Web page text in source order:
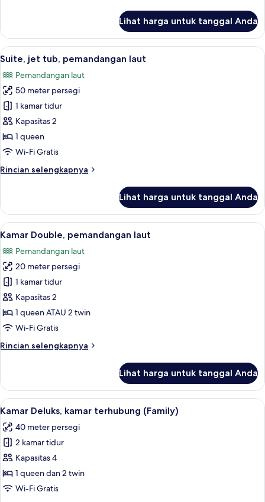
Kamar
Double
Klasik
Lihat harga untuk tanggal Anda
Lihat
semua
foto
untuk
Suite,
jet
tub,
pemandangan
Suite, jet tub, pemandangan laut |
5
Suite, jet tub, pemandangan laut
Pemandangan laut
50 meter persegi
1 kamar tidur
Kapasitas 2
1 queen
Wi-Fi Gratis
Rincian selengkapnya
Rincian
Suite,
jet
tub,
laut
Lihat harga untuk tanggal Anda
Lihat
semua
foto
untuk
Kamar
Double,
pemandangan
laut
Minibar, brankas, meja kerja, dan
7
Kamar Double, pemandangan laut
Pemandangan laut
20 meter persegi
1 kamar tidur
Kapasitas 2
1 queen ATAU 2 twin
Wi-Fi Gratis
Rincian selengkapnya
Rincian
Kamar
Double,
pemandangan
Lihat harga untuk tanggal Anda
Lihat
semua
foto
untuk
Kamar
Deluks,
kamar
Kamar Deluks, kamar terhubung
8
Kamar Deluks, kamar terhubung (Family)
40 meter persegi
2 kamar tidur
Kapasitas 4
1 queen dan 2 twin
Wi-Fi Gratis